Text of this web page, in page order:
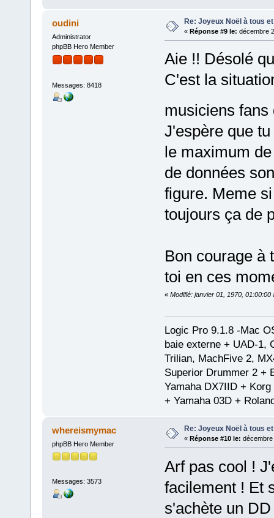
oudini
Administrator
phpBB Hero Member
Messages: 8418
Re: Joyeux Noël à tous
« Réponse #9 le: décembre
Aie !! Désolé
C'est la
musiciens
J'espère que
le maximum
de données
figure. Meme
toujours ça de
Bon courage à
toi en ces
« Modifié: janvier 01, 1970, 01:00:00
Logic Pro 9.1.8 -Mac
baie externe + UAD-1,
Trilian, MachFive 2,
Superior Drummer 2 +
Yamaha DX7IID +
+ Yamaha 03D +
whereismymac
phpBB Hero Member
Messages: 3573
Re: Joyeux Noël à tous
« Réponse #10 le: décembre
Arf pas cool !
facilement ! Et
s'achète un